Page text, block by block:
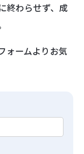
終わらせず、成
ォームよりお気